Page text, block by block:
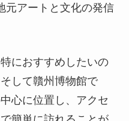
元アートと文化の発信
におすすめしたいの
して贛州博物館で
心に位置し、アクセ
簡単に訪れることが